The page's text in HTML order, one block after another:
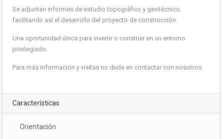
Se adjuntan informes de estudio topográfico y geotécnico,
facilitando así el desarrollo del proyecto de construcción.
Una oportunidad única para invertir o construir en un entorno
privilegiado.
Para más información y visitas no dude en contactar con nosotros.
Características
Orientación